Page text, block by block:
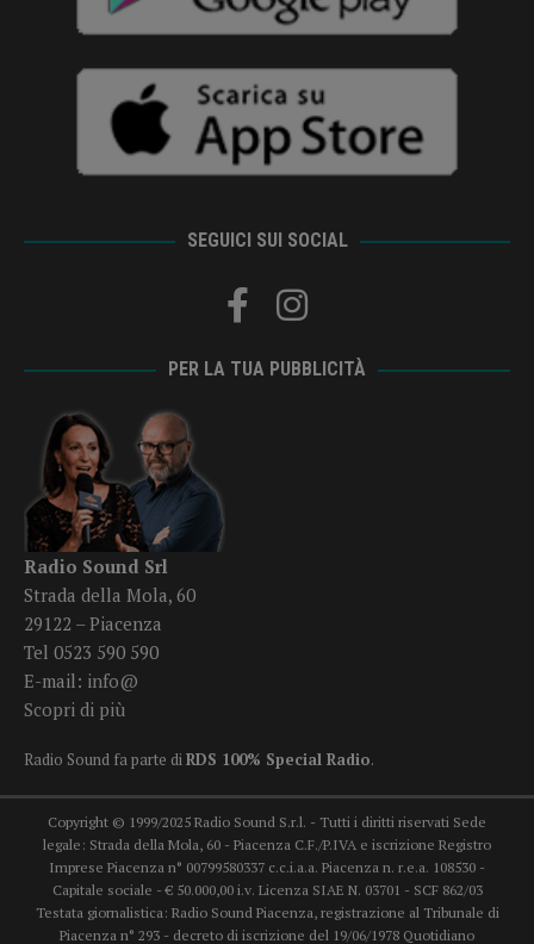
SEGUICI SUI SOCIAL
PER LA TUA PUBBLICITÀ
Radio Sound Srl
Strada della Mola, 60
29122 – Piacenza
Tel 0523 590 590
E-mail: info@
Scopri di più
Radio Sound fa parte diRDS 100% Special Radio.
Copyright © 1999/2025 Radio Sound S.r.l. - Tutti i diritti riservati Sede
legale: Strada della Mola, 60 - Piacenza C.F./P.IVA e iscrizione Registro
Imprese Piacenza n° 00799580337 c.c.i.a.a. Piacenza n. r.e.a. 108530 -
Capitale sociale - € 50.000,00 i.v. Licenza SIAE N. 03701 - SCF 862/03
Testata giornalistica: Radio Sound Piacenza, registrazione al Tribunale di
Piacenza n° 293 - decreto di iscrizione del 19/06/1978 Quotidiano